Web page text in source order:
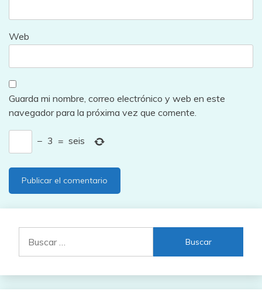
Web
Guarda mi nombre, correo electrónico y web en este
navegador para la próxima vez que comente.
− 3 = seis